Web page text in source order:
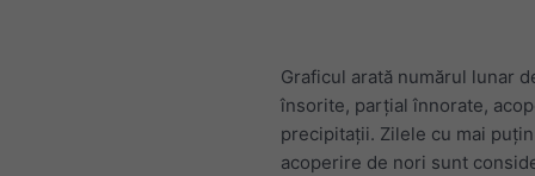
Graficul arată numărul lunar
însorite, parțial înnorate,
precipitații. Zilele cu mai
acoperire de nori sunt